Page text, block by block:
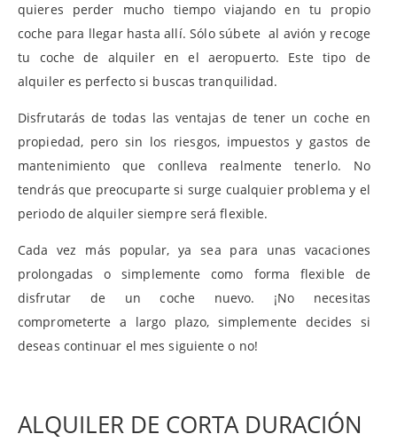
quieres perder mucho tiempo viajando en tu propio
coche para llegar hasta allí. Sólo súbete al avión y recoge
tu coche de alquiler en el aeropuerto. Este tipo de
alquiler es perfecto si buscas tranquilidad.
Disfrutarás de todas las ventajas de tener un coche en
propiedad, pero sin los riesgos, impuestos y gastos de
mantenimiento que conlleva realmente tenerlo. No
tendrás que preocuparte si surge cualquier problema y el
periodo de alquiler siempre será flexible.
Cada vez más popular, ya sea para unas vacaciones
prolongadas o simplemente como forma flexible de
disfrutar de un coche nuevo. ¡No necesitas
comprometerte a largo plazo, simplemente decides si
deseas continuar el mes siguiente o no!
ALQUILER DE CORTA DURACIÓN